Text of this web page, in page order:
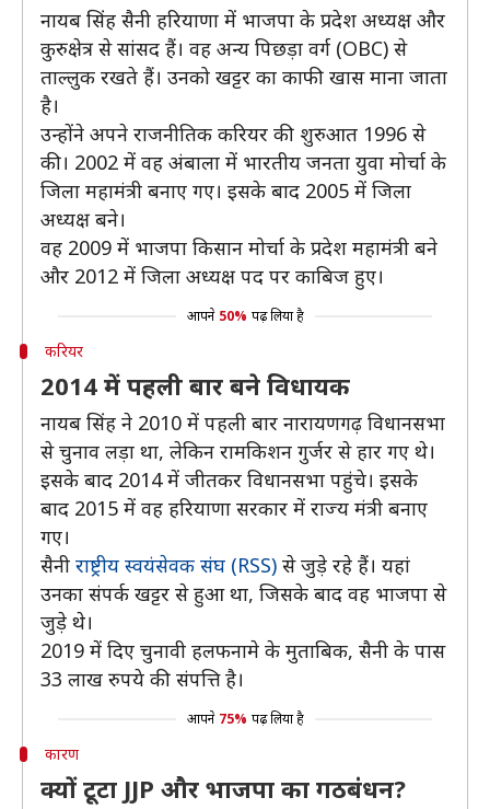
नायब सिंह सैनी हरियाणा में भाजपा के प्रदेश अध्यक्ष और
कुरुक्षेत्र से सांसद हैं। वह अन्य पिछड़ा वर्ग (OBC) से
ताल्लुक रखते हैं। उनको खट्टर का काफी खास माना जाता
है।
उन्होंने अपने राजनीतिक करियर की शुरुआत 1996 से
की। 2002 में वह अंबाला में भारतीय जनता युवा मोर्चा के
जिला महामंत्री बनाए गए। इसके बाद 2005 में जिला
अध्यक्ष बने।
वह 2009 में भाजपा किसान मोर्चा के प्रदेश महामंत्री बने
और 2012 में जिला अध्यक्ष पद पर काबिज हुए।
आपने 50% पढ़ लिया है
करियर
2014 में पहली बार बने विधायक
नायब सिंह ने 2010 में पहली बार नारायणगढ़ विधानसभा
से चुनाव लड़ा था, लेकिन रामकिशन गुर्जर से हार गए थे।
इसके बाद 2014 में जीतकर विधानसभा पहुंचे। इसके
बाद 2015 में वह हरियाणा सरकार में राज्य मंत्री बनाए
गए।
सैनी राष्ट्रीय स्वयंसेवक संघ (RSS) से जुड़े रहे हैं। यहां
उनका संपर्क खट्टर से हुआ था, जिसके बाद वह भाजपा से
जुड़े थे।
2019 में दिए चुनावी हलफनामे के मुताबिक, सैनी के पास
33 लाख रुपये की संपत्ति है।
आपने 75% पढ़ लिया है
कारण
क्यों टूटा JJP और भाजपा का गठबंधन?